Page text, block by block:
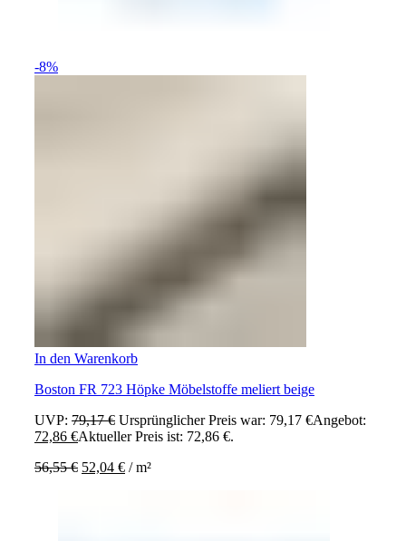
-8%
In den Warenkorb
Boston FR 723 Höpke Möbelstoffe meliert beige
UVP: 79,17€ Ursprünglicher Preis war: 79,17 €Angebot:
72,86 €Aktueller Preis ist: 72,86 €.
56,55€ 52,04 € /m²